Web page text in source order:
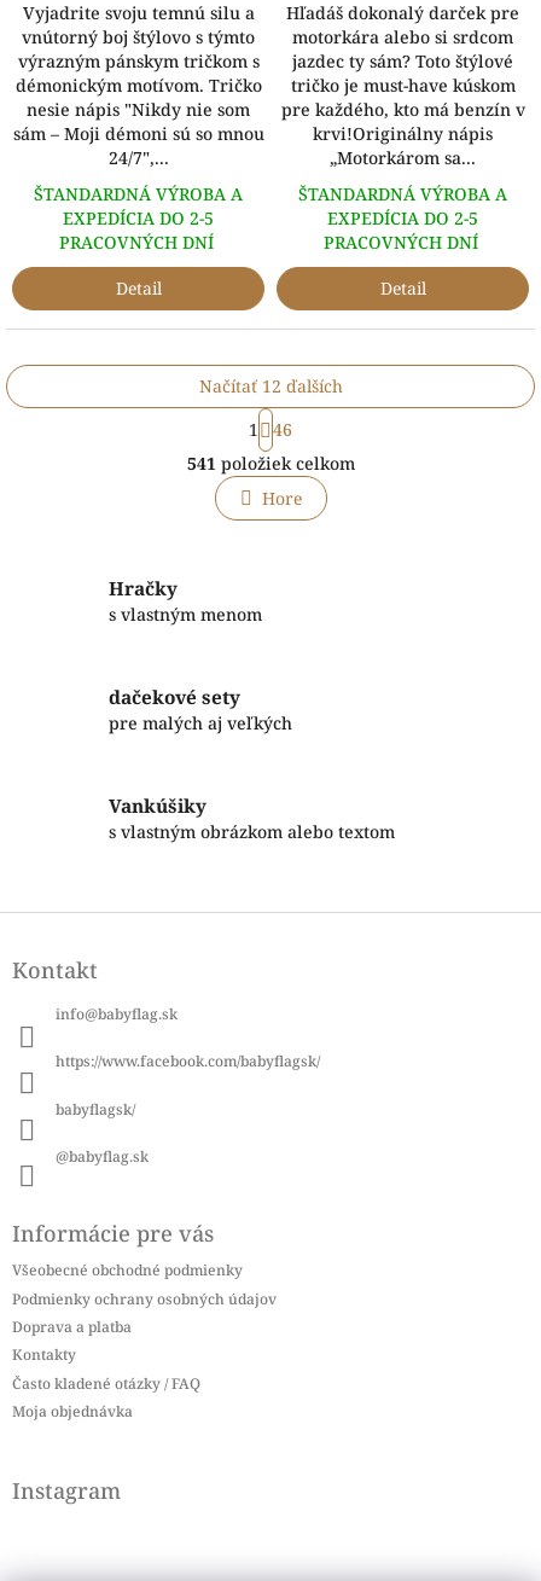
Vyjadrite svoju temnú silu a
vnútorný boj štýlovo s týmto
výrazným pánskym tričkom s
démonickým motívom. Tričko
nesie nápis "Nikdy nie som
sám – Moji démoni sú so mnou
24/7",...
ŠTANDARDNÁ VÝROBA A
EXPEDÍCIA DO 2-5
PRACOVNÝCH DNÍ
Detail
Hľadáš dokonalý darček pre
motorkára alebo si srdcom
jazdec ty sám? Toto štýlové
tričko je must-have kúskom
pre každého, kto má benzín v
krvi!Originálny nápis
„Motorkárom sa...
ŠTANDARDNÁ VÝROBA A
EXPEDÍCIA DO 2-5
PRACOVNÝCH DNÍ
Detail
O
v
l
á
k
i
Načítať 12 ďalších
S
t
r
á
n
k
1
46
541 položiek celkom
Hore
Hračky
s vlastným menom
dačekové sety
pre malých aj veľkých
Vankúšiky
s vlastným obrázkom alebo textom
pKontakt
info@babyflag.sk
https://www.facebook.com/babyflagsk/
babyflagsk/
@babyflag.sk
Informácie pre vás
Všeobecné obchodné podmienky
Podmienky ochrany osobných údajov
Doprava a platba
Kontakty
Často kladené otázky / FAQ
Moja objednávka
Instagram